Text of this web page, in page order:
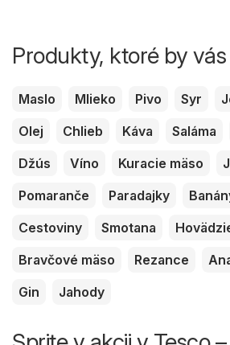
Produkty, ktoré by
Maslo Mlieko Pivo Syr
Olej
Chlieb Káva Saláma
Džús
Víno Kuracie mäso
Pomaranče
Paradajky
Cestoviny
Smotana
Bravčové mäso
Rezance
Gin
Jahody